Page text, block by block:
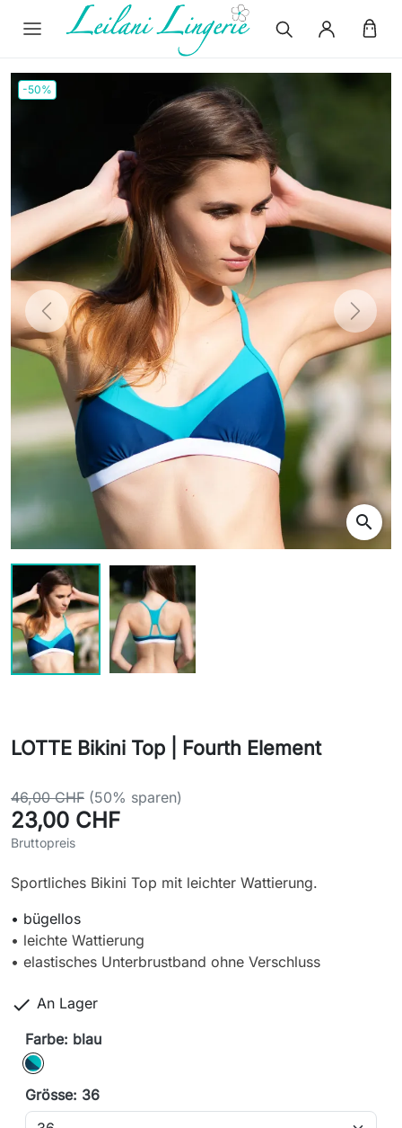
-50%
Previous Next
search
LOTTE Bikini Top | Fourth Element
46,00 CHF (50% sparen)
23,00 CHF
Bruttopreis
Sportliches Bikini Top mit leichter Wattierung.
• bügellos
• leichte Wattierung
• elastisches Unterbrustband ohne Verschluss
 An Lager
Farbe: blau
blau
Grösse: 36